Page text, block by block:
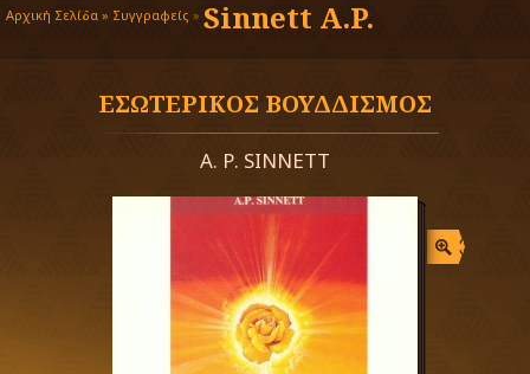
Αρχική Σελίδα » Συγγραφείς » Sinnett A.P.
ΕΣΩΤΕΡΙΚΟΣ ΒΟΥΔΔΙΣΜΟΣ
Α. Ρ. SΙΝΝΕTΤ